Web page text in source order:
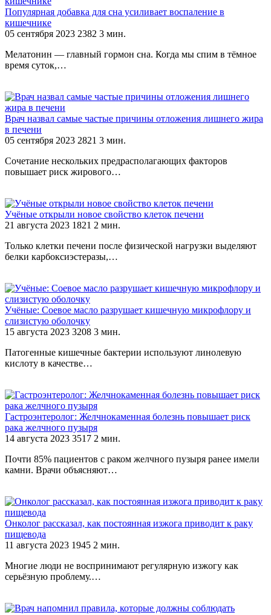
Популярная добавка для сна усиливает воспаление в
кишечнике
05 сентября 2023 2382 3 мин.
Мелатонин — главный гормон сна. Когда мы спим в тёмное
время суток,…
Врач назвал самые частые причины отложения лишнего жира
в печени
05 сентября 2023 2821 3 мин.
Сочетание нескольких предрасполагающих факторов
повышает риск жирового…
Учёные открыли новое свойство клеток печени
21 августа 2023 1821 2 мин.
Только клетки печени после физической нагрузки выделяют
белки карбоксиэстеразы,…
Учёные: Соевое масло разрушает кишечную микрофлору и
слизистую оболочку
15 августа 2023 3208 3 мин.
Патогенные кишечные бактерии используют линолевую
кислоту в качестве…
Гастроэнтеролог: Желчнокаменная болезнь повышает риск
рака желчного пузыря
14 августа 2023 3517 2 мин.
Почти 85% пациентов с раком желчного пузыря ранее имели
камни. Врачи объясняют…
Онколог рассказал, как постоянная изжога приводит к раку
пищевода
11 августа 2023 1945 2 мин.
Многие люди не воспринимают регулярную изжогу как
серьёзную проблему.…